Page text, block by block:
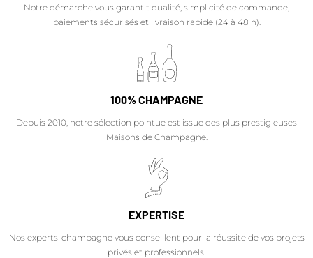
Notre démarche vous garantit qualité, simplicité de commande,
paiements sécurisés et livraison rapide (24 à 48 h).
100% CHAMPAGNE
Depuis 2010, notre sélection pointue est issue des plus prestigieuses
Maisons de Champagne.
EXPERTISE
Nos experts-champagne vous conseillent pour la réussite de vos projets
privés et professionnels.